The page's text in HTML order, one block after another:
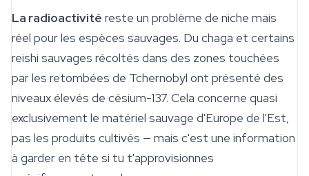
La radioactivité reste un problème de niche mais
réel pour les espèces sauvages. Du chaga et certains
reishi sauvages récoltés dans des zones touchées
par les retombées de Tchernobyl ont présenté des
niveaux élevés de césium-137. Cela concerne quasi
exclusivement le matériel sauvage d'Europe de l'Est,
pas les produits cultivés — mais c'est une information
à garder en tête si tu t'approvisionnes